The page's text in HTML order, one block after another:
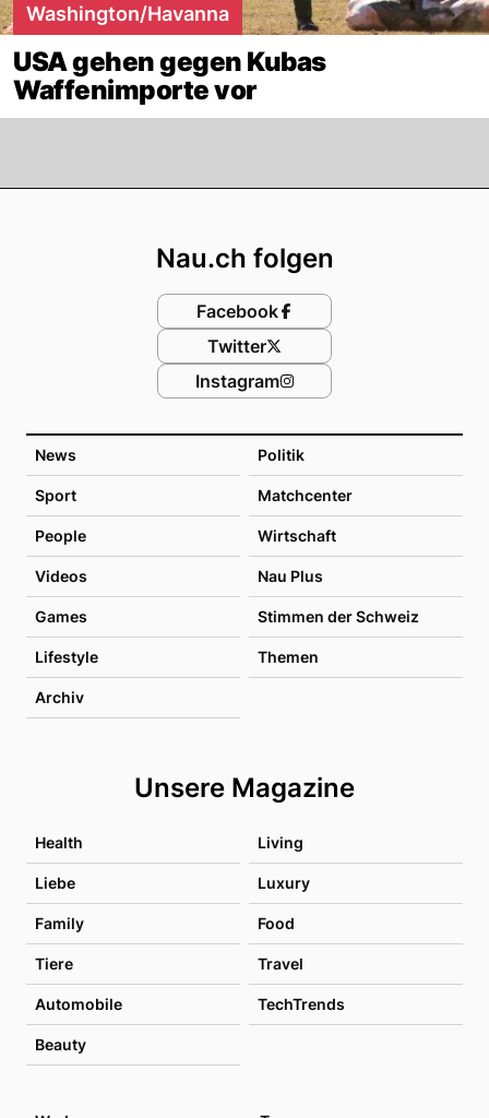
Washington/Havanna
USA gehen gegen Kubas
Waffenimporte vor
News Politik
Sport Matchcenter
People Wirtschaft
Videos Nau Plus
Games Stimmen der Schweiz
Lifestyle Themen
Archiv
Unsere Magazine
Health Living
Liebe Luxury
Family Food
Tiere Travel
Automobile TechTrends
Beauty
Nau.ch folgen
Facebook
Twitter
Instagram